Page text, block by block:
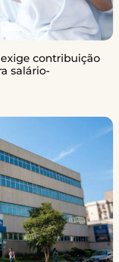
contribuição
salário-